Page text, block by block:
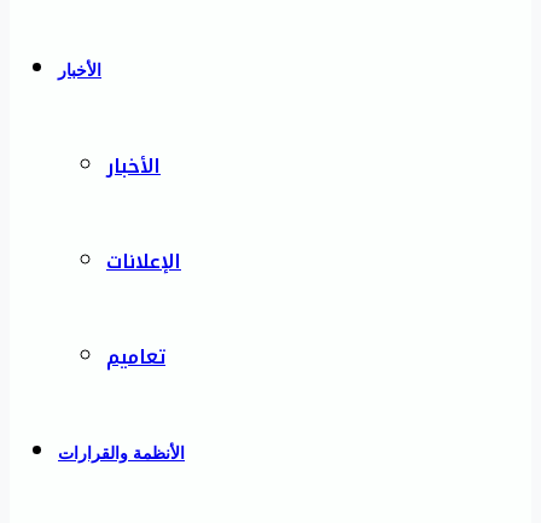
الأخبار
الأخبار
الإعلانات
تعاميم
الأنظمة والقرارات